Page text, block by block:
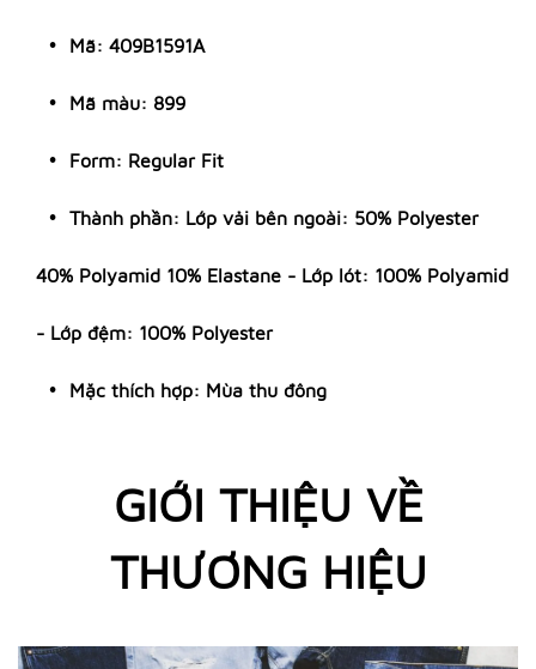
Mã: 409B1591A
Mã màu: 899
Form: Regular Fit
Thành phần: Lớp vải bên ngoài: 50% Polyester
40% Polyamid 10% Elastane - Lớp lót: 100% Polyamid
- Lớp đệm: 100% Polyester
Mặc thích hợp: Mùa thu đông
GIỚI THIỆU VỀ
THƯƠNG HIỆU